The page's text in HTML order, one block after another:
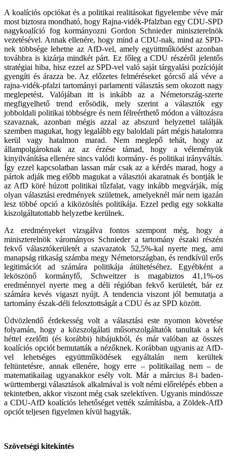
A koalíciós opciókat és a politikai realitásokat figyelembe véve már
most biztosra mondható, hogy Rajna-vidék-Pfalzban egy CDU-SPD
nagykoalíció fog kormányozni Gordon Schnieder miniszterelnök
vezetésével. Annak ellenére, hogy mind a CDU-nak, mind az SPD-
nek többsége lehetne az AfD-vel, amely együttműködést azonban
továbbra is kizárja mindkét párt. Ez főleg a CDU részéről jelentős
stratégiai hiba, hisz ezzel az SPD-vel való saját tárgyalási pozícióját
gyengíti és árazza be. Az előzetes felméréseket górcső alá véve a
rajna-vidék-pfalzi tartományi parlamenti választás sem okozott nagy
meglepetést. Valójában itt is inkább az a Németország-szerte
megfigyelhető trend erősödik, mely szerint a választók egy
jobboldali politikai többségre és nem félreérthető módon a változásra
szavaznak, azonban mégis azzal az abszurd helyzettel találják
szemben magukat, hogy legalább egy baloldali párt mégis hatalomra
kerül vagy hatalmon marad. Nem meglepő tehát, hogy az
állampolgároknak az az érzése támad, hogy a véleményük
kinyilvánítása ellenére sincs valódi kormány- és politikai irányváltás.
Így ezzel kapcsolatban lassan már csak az a kérdés marad, hogy a
pártok adják meg előbb magukat a választói akaratnak és bontják le
az AfD köré húzott politikai tűzfalat, vagy inkább megvárják, míg
olyan választási eredmények születnek, amelyeknél már nem igazán
lesz többé opció a kiközösítés politikája. Ezzel pedig egy sokkalta
kiszolgáltatottabb helyzetbe kerülnek.
Az eredményeket vizsgálva fontos szempont még, hogy a
miniszterelnök várományos Schnieder a tartomány északi részén
fekvő választókerületét a szavazatok 52,5%-kal nyerte meg, ami
manapság ritkaság számba megy Németországban, és rendkívül erős
legitimációt ad számára politikája átültetéséhez. Egyébként a
leköszönő kormányfő, Schweitzer is magabiztos 41,1%-os
eredménnyel nyerte meg a déli régióban fekvő kerületét, bár ez
számára kevés vigaszt nyújt. A tendencia viszont jól bemutatja a
tartomány észak-déli felosztottságát a CDU és az SPD között.
Üdvözlendő érdekesség volt a választási este nyomon követése
folyamán, hogy a közszolgálati műsorszolgáltatók tanultak a két
héttel ezelőtti (és korábbi) hibájukból, és már valóban az összes
koalíciós opciót bemutatták a nézőknek. Korábban ugyanis az AfD-
vel lehetséges együttműködések egyáltalán nem kerültek
feltüntetésre, annak ellenére, hogy erre – politikailag nem – de
matematikailag ugyanakkor esély volt. Már a március 8-i baden-
württembergi választások alkalmával is volt némi előrelépés ebben a
tekintetben, akkor viszont még csak szelektíven. Ugyanis mindössze
a CDU-AfD koalíciós lehetőséget vették számításba, a Zöldek-AfD
opciót teljesen figyelmen kívül hagyták.
Szövetségi kitekintés